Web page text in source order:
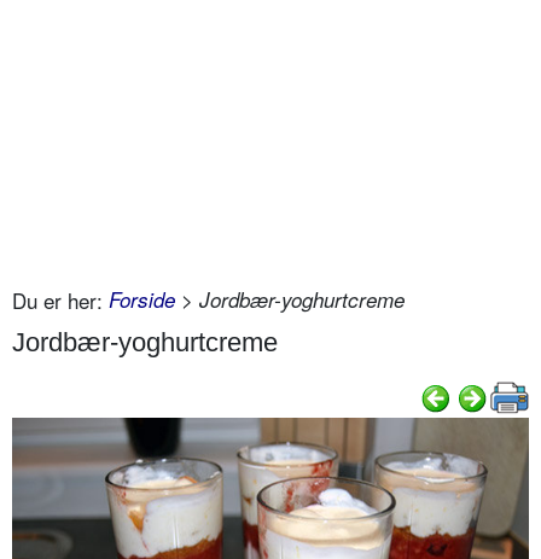
Du er her: Forside > Jordbær-yoghurtcreme
Jordbær-yoghurtcreme